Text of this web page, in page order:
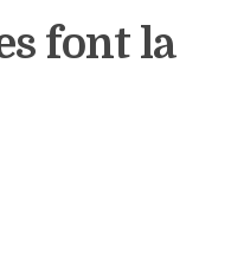
font la